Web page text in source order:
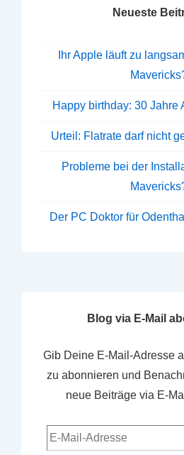
Neueste
Ihr Apple läuft zu
Happy birthday: 30 Jahre
Urteil: Flatrate darf nicht
Probleme bei der
Der PC Doktor für
Blog via E-Mail
Gib Deine E-Mail-Adresse
zu abonnieren und
neue Beiträge via E-
E-